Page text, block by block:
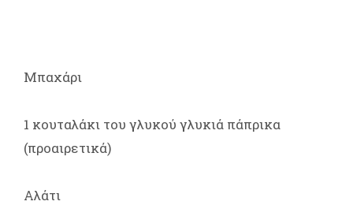
Μπαχάρι
1 κουταλάκι του γλυκού γλυκιά πάπρικα
(προαιρετικά)
Αλάτι